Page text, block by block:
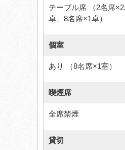
テーブル席 （2名席
卓、8名席×1卓）
個室
あり （8名席×1室）
喫煙席
全席禁煙
貸切